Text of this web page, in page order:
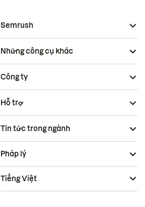
Semrush
Những công cụ khác
Công ty
Hỗ trợ
Tin tức trong ngành
Pháp lý
Tiếng Việt